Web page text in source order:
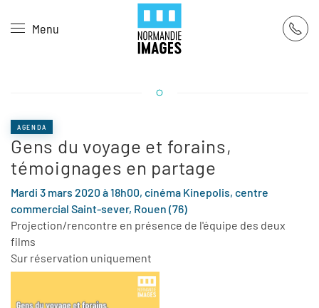
Skip to main content
Menu
AGENDA
Gens du voyage et forains,
témoignages en partage
Mardi 3 mars 2020 à 18h00, cinéma Kinepolis, centre
commercial Saint-sever, Rouen (76)
Projection/rencontre en présence de l'équipe des deux
films
Sur réservation uniquement
Panneau de gestion des cookies